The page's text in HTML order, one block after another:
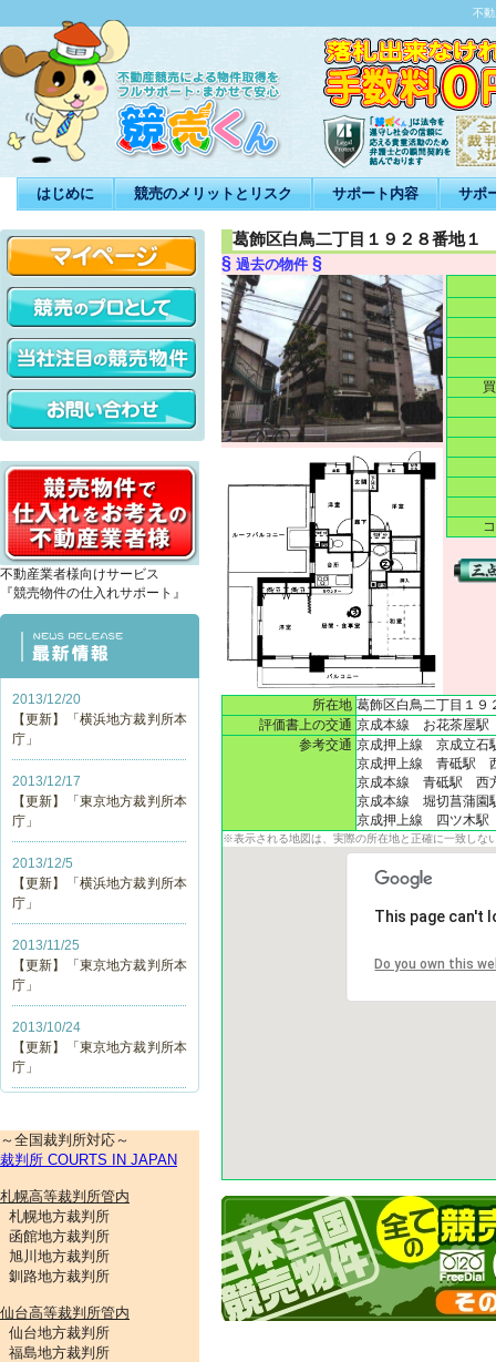
不
はじめに 競売のメリットとリスク サポート内容 サポ
不動産業者様向けサービス
『競売物件の仕入れサポート』
2013/12/20
【更新】「横浜地方裁判所本
庁」
2013/12/17
【更新】「東京地方裁判所本
庁」
2013/12/5
【更新】「横浜地方裁判所本
庁」
2013/11/25
【更新】「東京地方裁判所本
庁」
2013/10/24
【更新】「東京地方裁判所本
庁」
～全国裁判所対応～
裁判所 COURTS IN JAPAN
札幌高等裁判所管内
札幌地方裁判所
函館地方裁判所
旭川地方裁判所
釧路地方裁判所
仙台高等裁判所管内
仙台地方裁判所
福島地方裁判所
葛飾区白鳥二丁目１９２８番地１
§ 過去の物件 §
所在地 葛飾区白鳥二丁目１９
評価書上の交通 京成本線　お花茶屋駅
参考交通 京成押上線　京成立石
京成押上線　青砥駅　
京成本線　青砥駅　西
京成本線　堀切菖蒲園
※表示される地図は、実際の所在地と正確に一致しな
This page can't
Do you own this